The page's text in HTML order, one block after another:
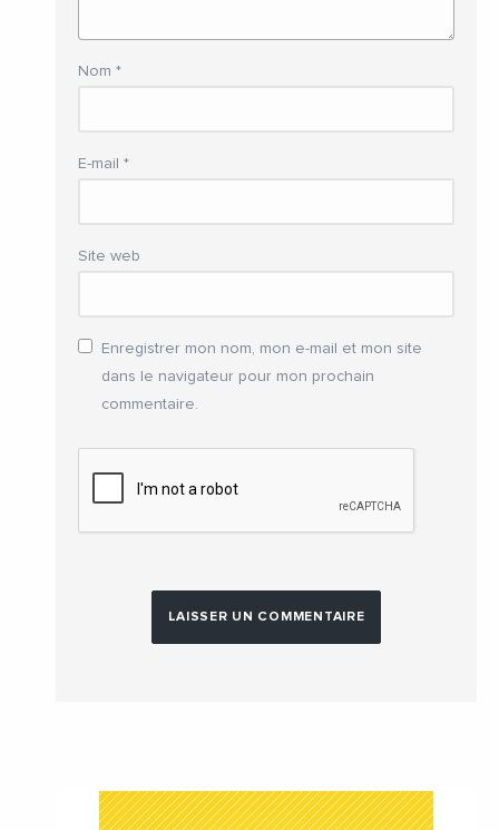
Nom *
E-mail *
Site web
Enregistrer mon nom, mon e-mail et mon site
dans le navigateur pour mon prochain
commentaire.